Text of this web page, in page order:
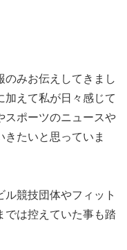
のみお伝えしてきまし
加えて私が日々感じて
スポーツのニュースや
たいと思っていま
競技団体やフィット
では控えていた事も踏